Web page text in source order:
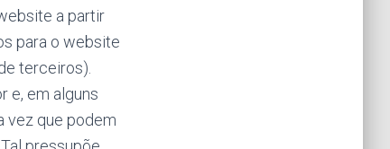
a partir
para o website
terceiros).
e, em alguns
vez que podem